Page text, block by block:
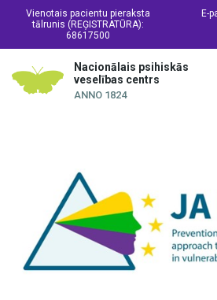
Vienotais pacientu pieraksta
tālrunis (REĢISTRATŪRA):
68617500
E-
Nacionālais psihiskās
veselības centrs
ANNO 1824